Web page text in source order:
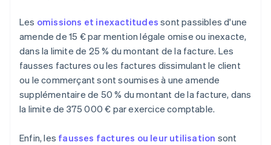
Les omissions et inexactitudes sont passibles d'une
amende de 15 € par mention légale omise ou inexacte,
dans la limite de 25 % du montant de la facture. Les
fausses factures ou les factures dissimulant le client
ou le commerçant sont soumises à une amende
supplémentaire de 50 % du montant de la facture, dans
la limite de 375 000 € par exercice comptable.
Enfin, les fausses factures ou leur utilisation sont